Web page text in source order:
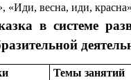
«Иди, весна, иди,
в системе
Темы занятий